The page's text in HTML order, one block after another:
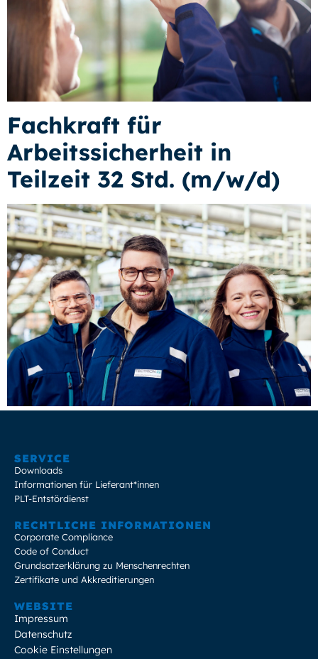
Fachkraft für
Arbeitssicherheit in
Teilzeit 32 Std. (m/w/d)
SERVICE
Downloads
Informationen für Lieferant*innen
PLT-Entstördienst
RECHTLICHE INFORMATIONEN
Corporate Compliance
Code of Conduct
Grundsatzerklärung zu Menschenrechten
Zertifikate und Akkreditierungen
WEBSITE
Impressum
Datenschutz
Cookie Einstellungen